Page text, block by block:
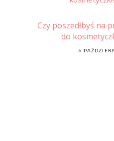
Czy poszedłbyś na
do
POSTED
6